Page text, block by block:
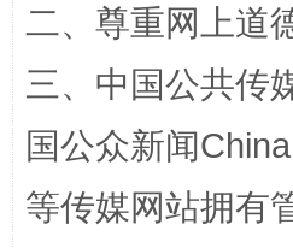
站台名比不上好声名
二、尊重网上道
三、中国公共传
国公众新闻
等传媒网站拥有